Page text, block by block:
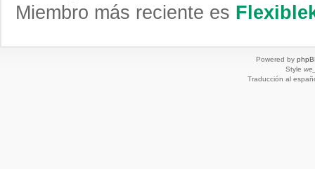
Miembro más reciente es
Powered by
Style
Traducción al